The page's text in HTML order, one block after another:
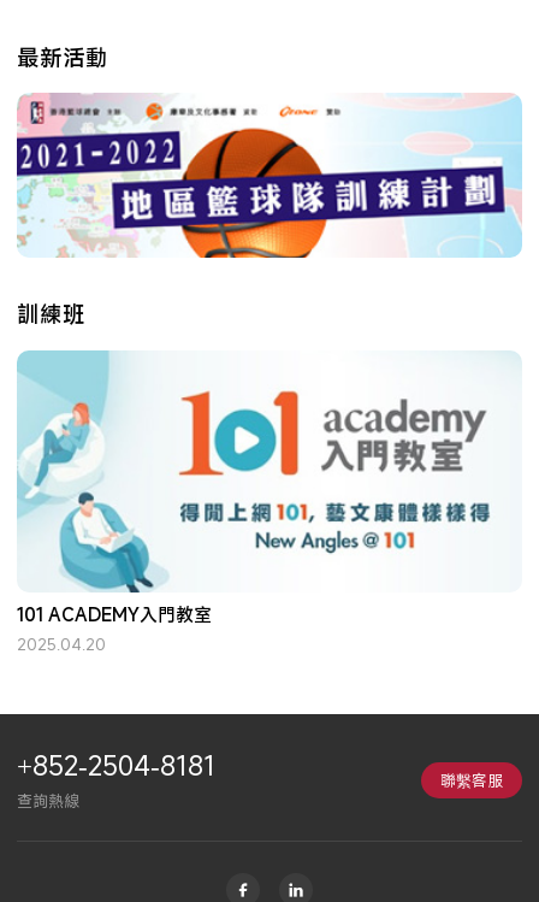
最新活動
訓練班
101 ACADEMY入門教室
2025.04.20
+852-2504-8181
查詢熱線
聯繫客服